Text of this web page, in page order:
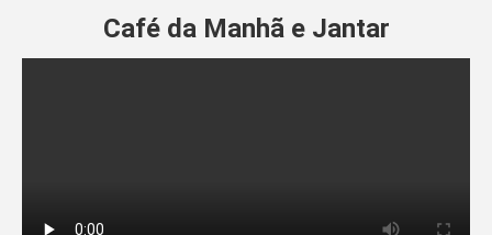
Café da Manhã e Jantar